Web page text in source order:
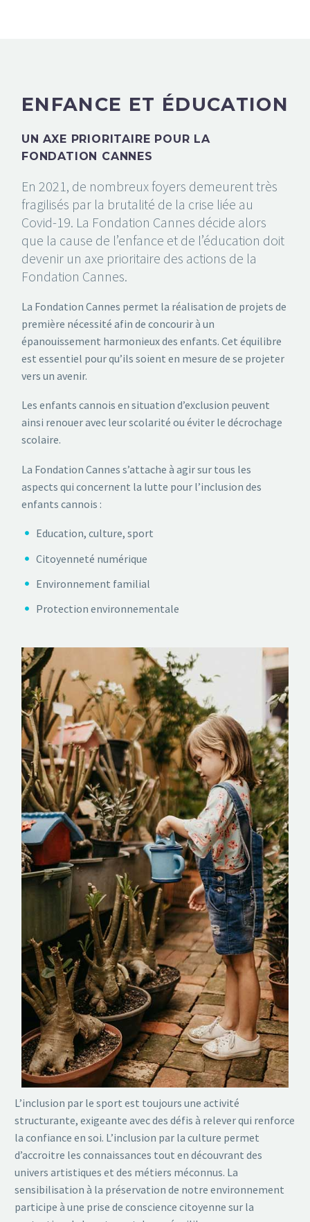
ENFANCE ET ÉDUCATION
UN AXE PRIORITAIRE POUR LA
FONDATION CANNES
En 2021, de nombreux foyers demeurent très
fragilisés par la brutalité de la crise liée au
Covid-19. La Fondation Cannes décide alors
que la cause de l’enfance et de l’éducation doit
devenir un axe prioritaire des actions de la
Fondation Cannes.
La Fondation Cannes permet la réalisation de projets de
première nécessité afin de concourir à un
épanouissement harmonieux des enfants. Cet équilibre
est essentiel pour qu’ils soient en mesure de se projeter
vers un avenir.
Les enfants cannois en situation d’exclusion peuvent
ainsi renouer avec leur scolarité ou éviter le décrochage
scolaire.
La Fondation Cannes s’attache à agir sur tous les
aspects qui concernent la lutte pour l’inclusion des
enfants cannois :
Education, culture, sport
Citoyenneté numérique
Environnement familial
Protection environnementale
L’inclusion par le sport est toujours une activité
structurante, exigeante avec des défis à relever qui renforce
la confiance en soi. L’inclusion par la culture permet
d’accroitre les connaissances tout en découvrant des
univers artistiques et des métiers méconnus. La
sensibilisation à la préservation de notre environnement
participe à une prise de conscience citoyenne sur la